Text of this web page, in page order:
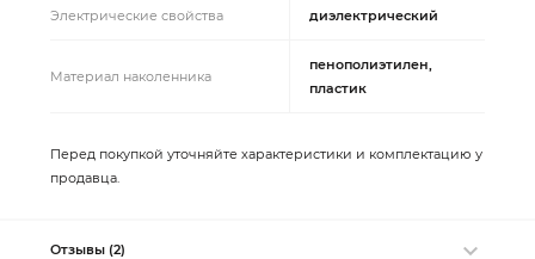
Электрические свойства диэлектрический
Материал наколенника
пенополиэтилен,
пластик
Перед покупкой уточняйте характеристики и комплектацию у
продавца.
Отзывы (2)